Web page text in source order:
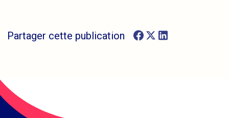
Partager cette publication